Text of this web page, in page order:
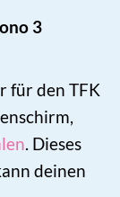
3
für den TFK
. Dieses
deinen